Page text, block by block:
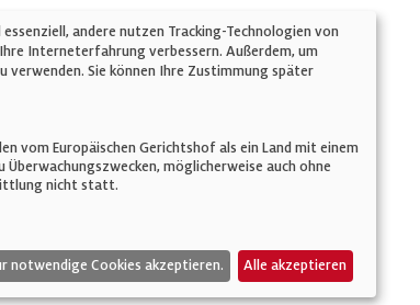
andere nutzen Tracking-Technologien von
Interneterfahrung verbessern. Außerdem, um
verwenden. Sie können Ihre Zustimmung später
vom Europäischen Gerichtshof als ein Land mit einem
möglicherweise auch ohne
nicht statt.
notwendige Cookies akzeptieren. Alle akzeptieren